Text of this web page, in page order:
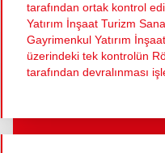
tarafından ortak kontrol
Yatırım İnşaat Turizm
Gayrimenkul Yatırım
üzerindeki tek kontrolün
tarafından devralınması